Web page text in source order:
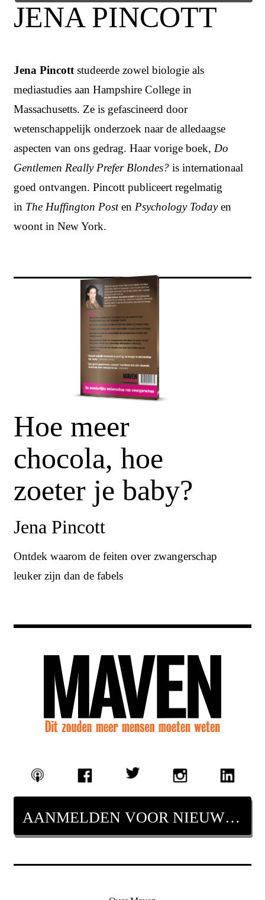
JENA PINCOTT
Jena Pincott studeerde zowel biologie als
mediastudies aan Hampshire College in
Massachusetts. Ze is gefascineerd door
wetenschappelijk onderzoek naar de alledaagse
aspecten van ons gedrag. Haar vorige boek, Do
Gentlemen Really Prefer Blondes? is internationaal
goed ontvangen. Pincott publiceert regelmatig
in The Huffington Post en Psychology Today en
woont in New York.
Hoe meer
chocola, hoe
zoeter je baby?
Jena Pincott
Ontdek waarom de feiten over zwangerschap
leuker zijn dan de fabels
AANMELDEN VOOR NIEUWSBRIEF